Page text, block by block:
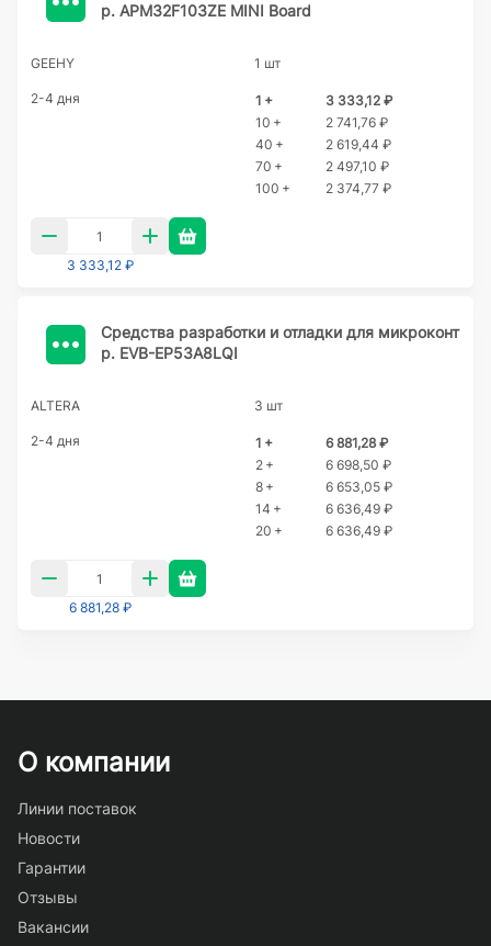
р. APM32F103ZE MINI Board
GEEHY 1 шт
2-4 дня 1 +
3 333,12 ₽
10 +
2 741,76 ₽
40 +
2 619,44 ₽
70 +
2 497,10 ₽
100 +
2 374,77 ₽
3 333,12 ₽
Cредства разработки и отладки для микроконт
р. EVB-EP53A8LQI
ALTERA 3 шт
2-4 дня 1 +
6 881,28 ₽
2 +
6 698,50 ₽
8 +
6 653,05 ₽
14 +
6 636,49 ₽
20 +
6 636,49 ₽
6 881,28 ₽
О компании
Линии поставок
Новости
Гарантии
Отзывы
Вакансии